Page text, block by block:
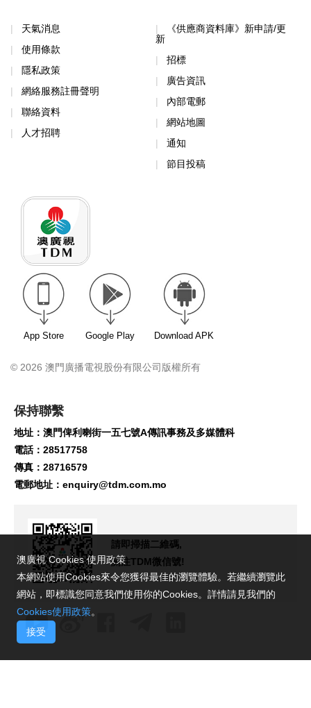
天氣消息
使用條款
隱私政策
網絡服務註冊聲明
聯絡資料
人才招聘
《供應商資料庫》新申請/更
新
招標
廣告資訊
內部電郵
網站地圖
通知
節目投稿
App Store Google Play Download APK
© 2026 澳門廣播電視股份有限公司版權所有
保持聯繫
地址：澳門俾利喇街一五七號A傳訊事務及多媒體科
電話：28517758
傳真：28716579
電郵地址： enquiry@tdm.com.mo
請即掃描二維碼,
關注TDM微信號!
澳廣視 Cookies 使用政策
本網站使用Cookies來令您獲得最佳的瀏覽體驗。若繼續瀏覽此
網站，即標識您同意我們使用你的Cookies。詳情請見我們的
Cookies使用政策。
接受